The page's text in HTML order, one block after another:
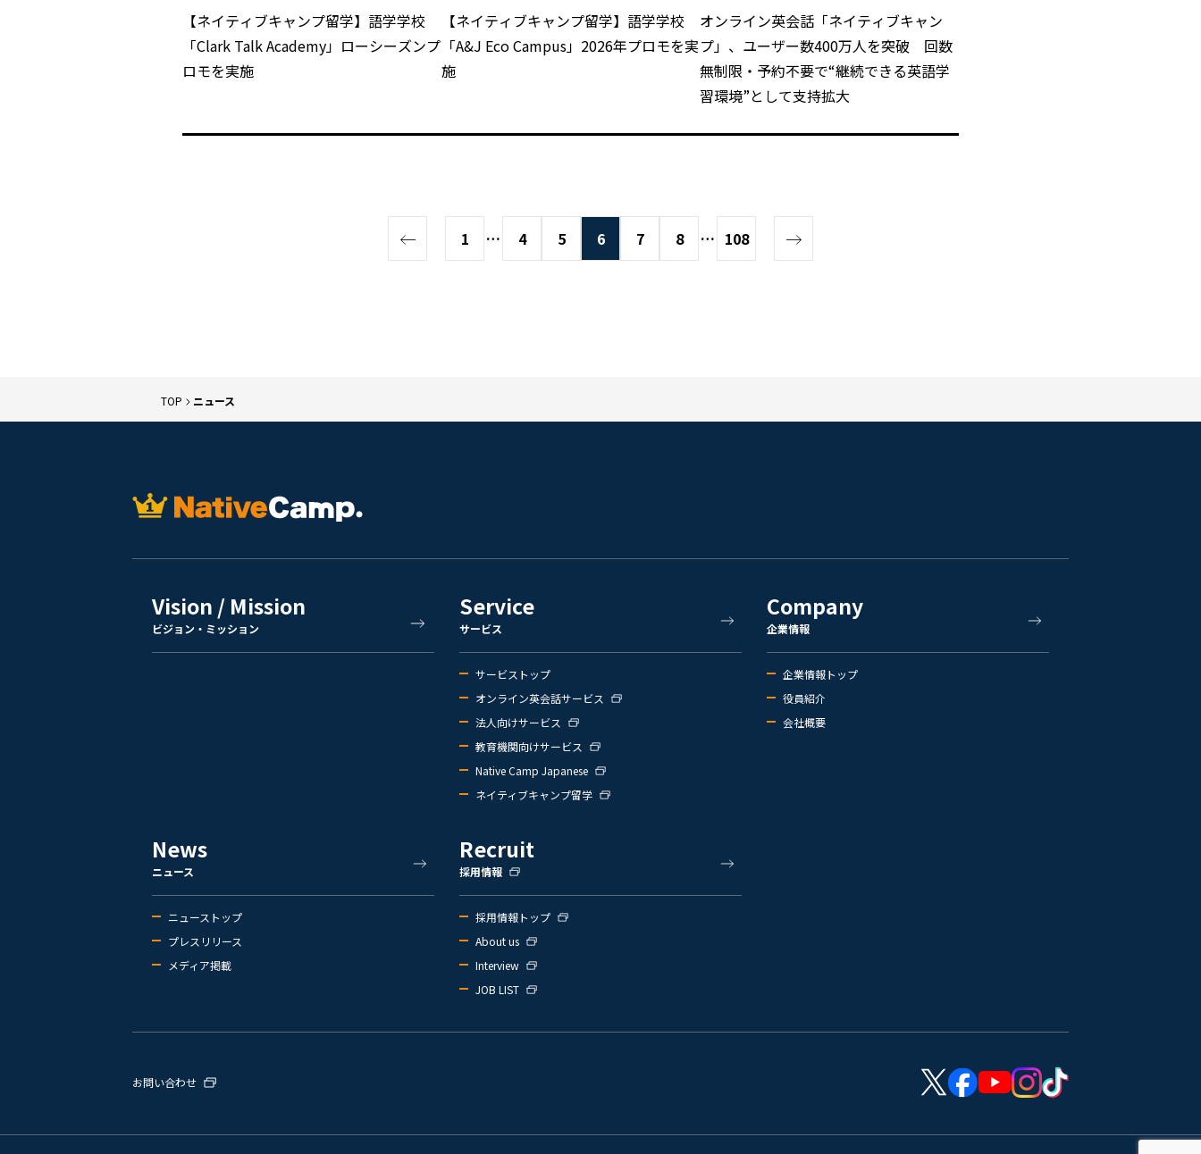
【ネイティブキャンプ留学】語学学校
「Clark Talk Academy」ローシーズンプ
ロモを実施
【ネイティブキャンプ留学】語学学校
「A&J Eco Campus」2026年プロモを実
施
オンライン英会話「ネイティブキャン
プ」、ユーザー数400万人を突破 回数
無制限・予約不要で“継続できる英語学
習環境”として支持拡大
1 … 4 5 6 7 8 … 108
TOP ニュース
Vision / Mission
ビジョン・ミッション
Service
サービス
サービストップ
オンライン英会話サービス
法人向けサービス
教育機関向けサービス
Native Camp Japanese
ネイティブキャンプ留学
Company
企業情報
企業情報トップ
役員紹介
会社概要
News
ニュース
ニューストップ
プレスリリース
メディア掲載
Recruit
採用情報
採用情報トップ
About us
Interview
JOB LIST
お問い合わせ